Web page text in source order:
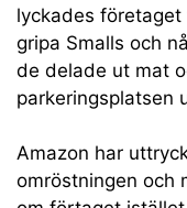
lyckades
gripa Smalls och
de delade ut mat
parkeringsplatsen
Amazon har
omröstningen och